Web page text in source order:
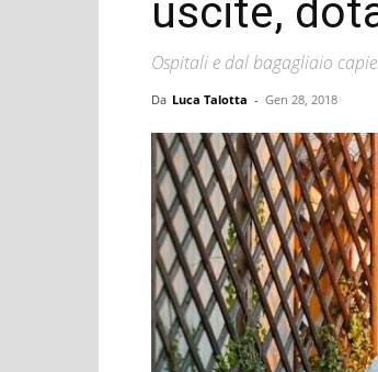
uscite,
Ospitali e dal bagagliaio
Da Luca Talotta - Gen 28, 2018